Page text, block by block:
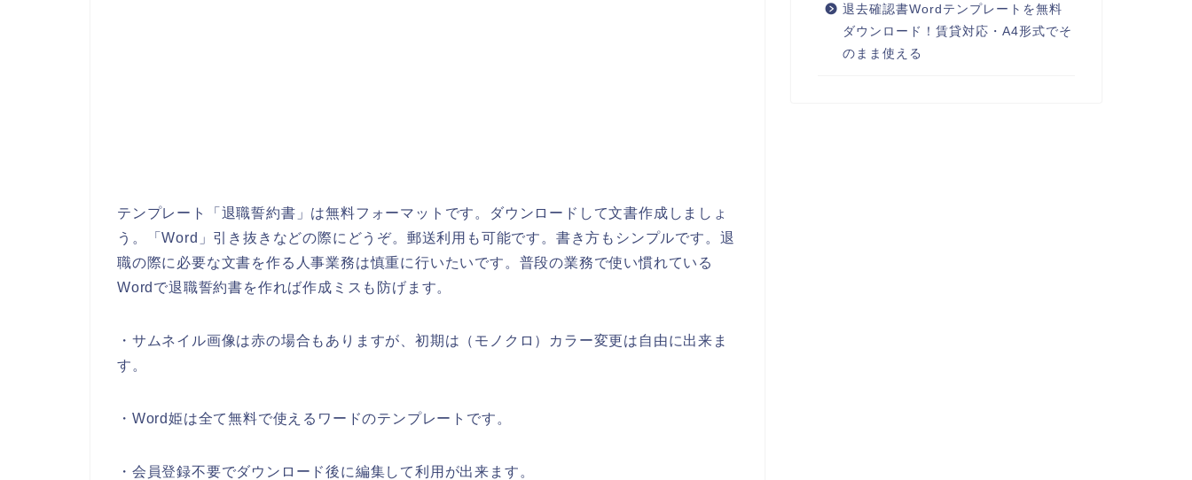
テンプレート「退職誓約書」は無料フォーマットです。ダウンロードして文書作成しましょ
う。「Word」引き抜きなどの際にどうぞ。郵送利用も可能です。書き方もシンプルです。退
職の際に必要な文書を作る人事業務は慎重に行いたいです。普段の業務で使い慣れている
Wordで退職誓約書を作れば作成ミスも防げます。
・サムネイル画像は赤の場合もありますが、初期は（モノクロ）カラー変更は自由に出来ま
す。
・Word姫は全て無料で使えるワードのテンプレートです。
・会員登録不要でダウンロード後に編集して利用が出来ます。
退去確認書Wordテンプレートを無料
ダウンロード！賃貸対応・A4形式でそ
のまま使える